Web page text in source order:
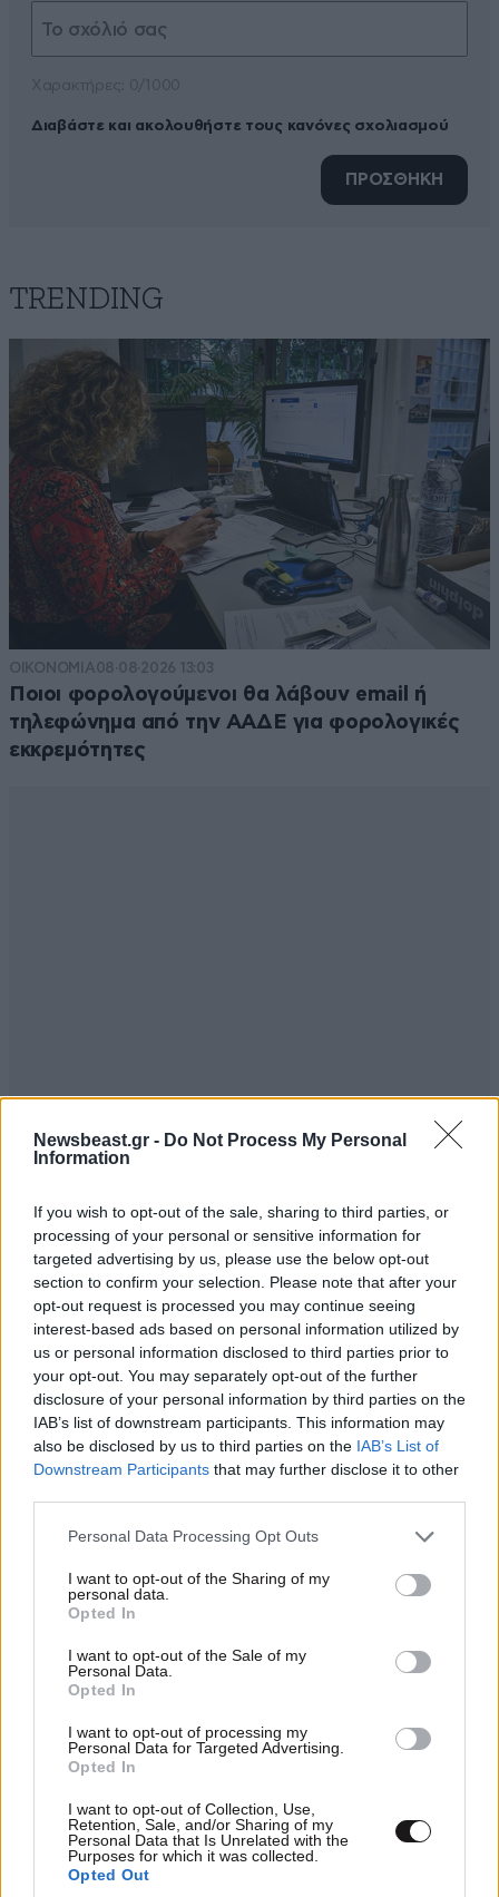
Newsbeast.gr - Do Not Process My Personal
Information
If you wish to opt-out of the sale, sharing to third parties, or
processing of your personal or sensitive information for
targeted advertising by us, please use the below opt-out
section to confirm your selection. Please note that after your
opt-out request is processed you may continue seeing
interest-based ads based on personal information utilized by
us or personal information disclosed to third parties prior to
your opt-out. You may separately opt-out of the further
disclosure of your personal information by third parties on the
IAB’s list of downstream participants. This information may
also be disclosed by us to third parties on the IAB’s List of
Downstream Participants that may further disclose it to other
Please note that this website/app uses one or more Google
not limited to your visit or usage behaviour. You may click to
grant or deny consent to Google and its third-party tags to
use your data for below specified purposes in below Google
consent section.
Personal Data Processing Opt Outs
I want to opt-out of the Sharing of my
personal data.
Opted In
I want to opt-out of the Sale of my
Personal Data.
Opted In
I want to opt-out of processing my
Personal Data for Targeted Advertising.
Opted In
I want to opt-out of Collection, Use,
Retention, Sale, and/or Sharing of my
Personal Data that Is Unrelated with the
Purposes for which it was collected.
Opted Out
Διαβάστε και ακολουθήστε τους κανόνες σχολιασμού
ΠΡΟΣΘΗΚΗ
TRENDING
ΟΙΚΟΝΟΜΙΑ08·08·2026 13:03
Ποιοι φορολογούμενοι θα λάβουν email ή
τηλεφώνημα από την ΑΑΔΕ για φορολογικές
εκκρεμότητες